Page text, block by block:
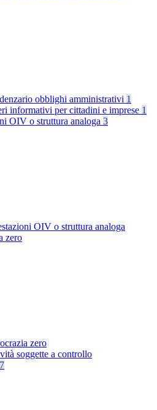
obblighi amministrativi 1
informativi per cittadini e imprese 1
OIV o struttura analoga 3
OIV o struttura analoga
zero
zero
soggette a controllo
7